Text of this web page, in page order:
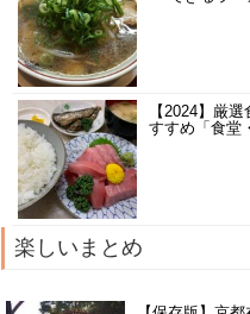
【2024】厳
すすめ「食堂
楽しいまとめ